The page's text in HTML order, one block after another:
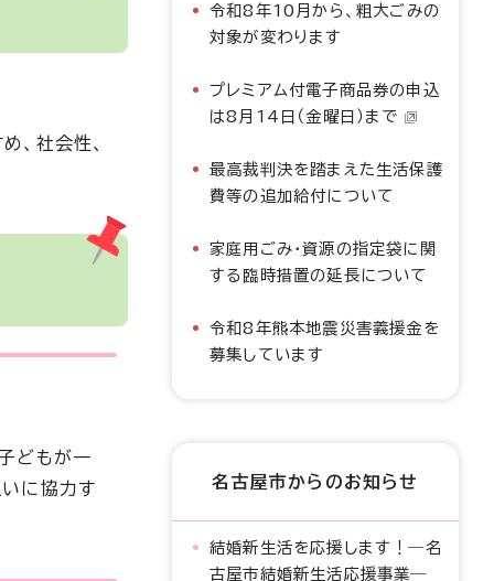
、社会性、
どもが一
に協力す
令和8年10月から、粗大ごみの
対象が変わります
プレミアム付電子商品券の申込
は8月14日（金曜日）まで
最高裁判決を踏まえた生活保護
費等の追加給付について
家庭用ごみ・資源の指定袋に関
する臨時措置の延長について
令和8年熊本地震災害義援金を
募集しています
名古屋市からのお知らせ
結婚新生活を応援します！―名
古屋市結婚新生活応援事業―